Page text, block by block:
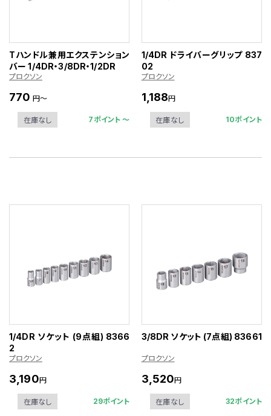
Tハンドル兼用エクステンション
バー 1/4DR・3/8DR・1/2DR
プロクソン
770 円～
在庫なし 7ポイント 〜
1/4DR ドライバーグリップ 837
02
プロクソン
1,188円
在庫なし 10ポイント
1/4DR ソケット (9点組) 8366
2
プロクソン
3,190円
在庫なし 29ポイント
3/8DR ソケット (7点組) 83661
プロクソン
3,520円
在庫なし 32ポイント